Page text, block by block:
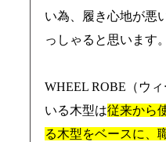
い為、履き心地が悪
っしゃると思います。
WHEEL ROBE（ウ
いる木型は従来から
る木型をベースに、